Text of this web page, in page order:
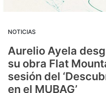
NOTICIAS
Aurelio Ayela
su obra Flat
sesión del
en el MUBAG’